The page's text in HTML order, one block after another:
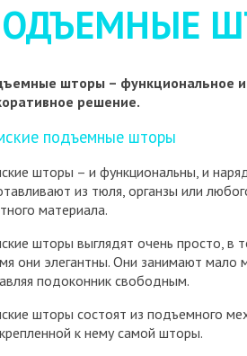
шторы – функциональное и
решение.
подъемные шторы
шторы – и функциональны, и
из тюля, органзы или
материала.
шторы выглядят очень просто, в
они элегантны. Они занимают мало
подоконник свободным.
шторы состоят из подъемного
к нему самой шторы.